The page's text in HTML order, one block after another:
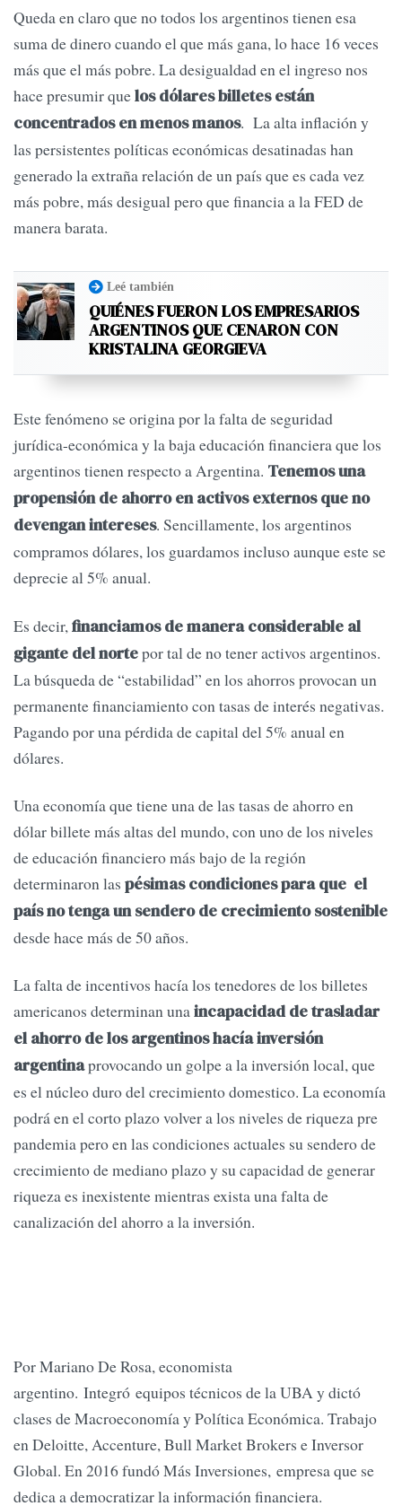
Queda en claro que no todos los argentinos tienen esa
suma de dinero cuando el que más gana, lo hace 16 veces
más que el más pobre. La desigualdad en el ingreso nos
hace presumir quelos dólares billetes están
concentrados en menos manos. La alta inflación y
las persistentes políticas económicas desatinadas han
generado la extraña relación de un país que es cada vez
más pobre, más desigual pero que financia a la FED de
manera barata.
Leé también
QUIÉNES FUERON LOS EMPRESARIOS
ARGENTINOS QUE CENARON CON
KRISTALINA GEORGIEVA
Este fenómeno se origina por la falta de seguridad
jurídica-económica y la baja educación financiera que los
argentinos tienen respecto a Argentina. Tenemos una
propensión de ahorro en activos externos que no
devengan intereses. Sencillamente, los argentinos
compramos dólares, los guardamos incluso aunque este se
deprecie al 5% anual.
Es decir,financiamos de manera considerable al
gigante del nortepor tal de no tener activos argentinos.
La búsqueda de “estabilidad” en los ahorros provocan un
permanente financiamiento con tasas de interés negativas.
Pagando por una pérdida de capital del 5% anual en
dólares.
Una economía que tiene una de las tasas de ahorro en
dólar billete más altas del mundo, con uno de los niveles
de educación financiero más bajo de la región
determinaron las pésimas condiciones para que el
país no tenga un sendero de crecimiento sostenible
desde hace más de 50 años.
La falta de incentivos hacía los tenedores de los billetes
americanos determinan unaincapacidad de trasladar
el ahorro de los argentinos hacía inversión
argentinaprovocando un golpe a la inversión local, que
es el núcleo duro del crecimiento domestico. La economía
podrá en el corto plazo volver a los niveles de riqueza pre
pandemia pero en las condiciones actuales su sendero de
crecimiento de mediano plazo y su capacidad de generar
riqueza es inexistente mientras exista una falta de
canalización del ahorro a la inversión.
Por Mariano De Rosa, economista
argentino. Integró equipos técnicos de la UBA y dictó
clases de Macroeconomía y Política Económica. Trabajo
en Deloitte, Accenture, Bull Market Brokers e Inversor
Global. En 2016 fundó Más Inversiones, empresa que se
dedica a democratizar la información financiera.